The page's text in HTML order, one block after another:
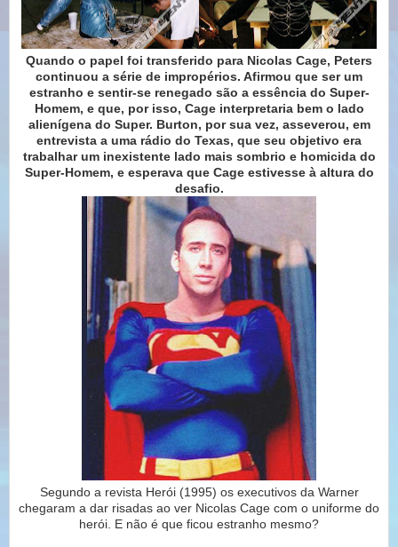
Quando o papel foi transferido para Nicolas Cage, Peters
continuou a série de impropérios. Afirmou que ser um
estranho e sentir-se renegado são a essência do Super-
Homem, e que, por isso, Cage interpretaria bem o lado
alienígena do Super. Burton, por sua vez, asseverou, em
entrevista a uma rádio do Texas, que seu objetivo era
trabalhar um inexistente lado mais sombrio e homicida do
Super-Homem, e esperava que Cage estivesse à altura do
desafio.
Segundo a revista Herói (1995) os executivos da Warner
chegaram a dar risadas ao ver Nicolas Cage com o uniforme do
herói. E não é que ficou estranho mesmo?